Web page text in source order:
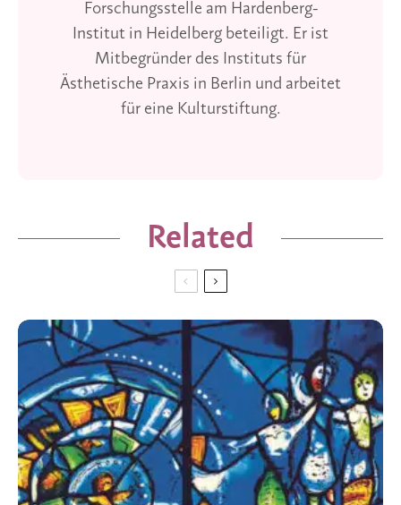
Forschungsstelle am Hardenberg-
Institut in Heidelberg beteiligt. Er ist
Mitbegründer des Instituts für
Ästhetische Praxis in Berlin und arbeitet
für eine Kulturstiftung.
Related